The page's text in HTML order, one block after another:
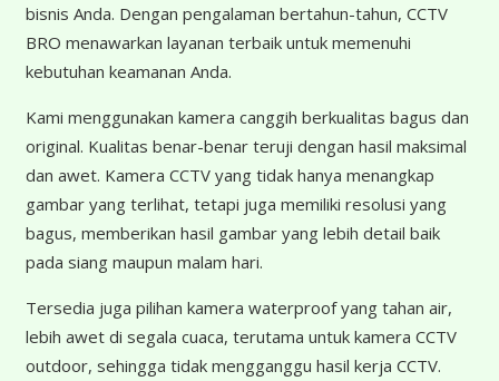
bisnis Anda. Dengan pengalaman bertahun-tahun, CCTV
BRO menawarkan layanan terbaik untuk memenuhi
kebutuhan keamanan Anda.
Kami menggunakan kamera canggih berkualitas bagus dan
original. Kualitas benar-benar teruji dengan hasil maksimal
dan awet. Kamera CCTV yang tidak hanya menangkap
gambar yang terlihat, tetapi juga memiliki resolusi yang
bagus, memberikan hasil gambar yang lebih detail baik
pada siang maupun malam hari.
Tersedia juga pilihan kamera waterproof yang tahan air,
lebih awet di segala cuaca, terutama untuk kamera CCTV
outdoor, sehingga tidak mengganggu hasil kerja CCTV.